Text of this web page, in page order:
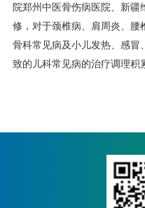
院郑州中医骨伤病医院、新
修，对于颈椎病、肩周炎、腰
骨科常见病及小儿发热、感冒
致的儿科常见病的治疗调理积